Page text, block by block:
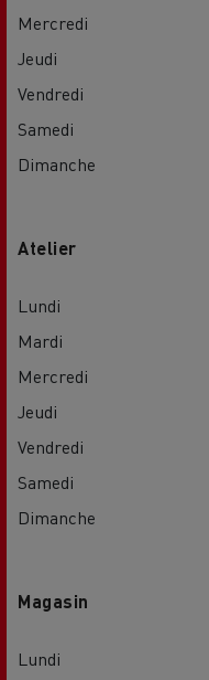
Mercredi
Jeudi
Vendredi
Samedi
Dimanche
Atelier
Lundi
Mardi
Mercredi
Jeudi
Vendredi
Samedi
Dimanche
Magasin
Lundi